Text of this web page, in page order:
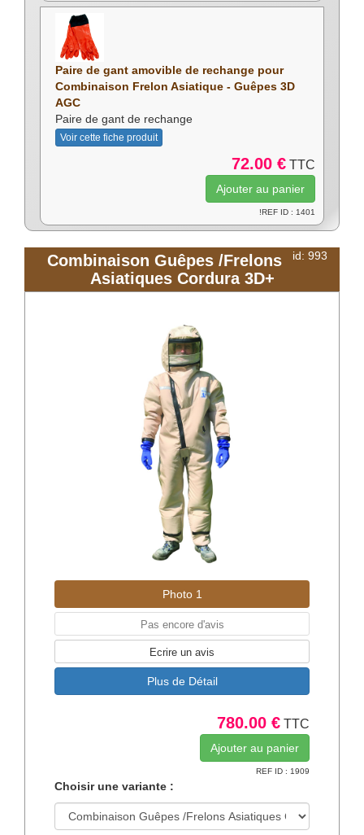
Paire de gant amovible de rechange pour
Combinaison Frelon Asiatique - Guêpes 3D
AGC
Paire de gant de rechange
Voir cette fiche produit
72.00 € TTC
!REF ID : 1401
id: 993
Combinaison Guêpes /Frelons
Asiatiques Cordura 3D+
Photo 1
Pas encore d'avis
Ecrire un avis
Plus de Détail
780.00 € TTC
REF ID : 1909
Choisir une variante :